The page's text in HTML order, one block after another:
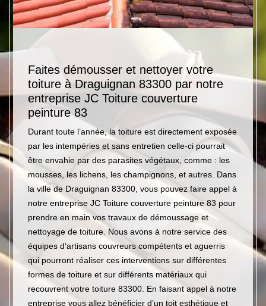
JC
la
Faites démousser et nettoyer votre
toiture à Draguignan 83300 par notre
entreprise JC Toiture couverture
peinture 83
Durant toute l’année, la toiture est directement exposée
par les intempéries et sans entretien celle-ci pourrait
être envahie par des parasites végétaux, comme : les
mousses, les lichens, les champignons, et autres. Dans
la ville de Draguignan 83300, vous pouvez faire appel à
notre entreprise JC Toiture couverture peinture 83 pour
prendre en main vos travaux de démoussage et
nettoyage de toiture. Nous avons à notre service des
équipes d’artisans couvreurs compétents et aguerris
qui pourront réaliser ces interventions sur différentes
formes de toiture et sur différents matériaux qui
recouvrent votre toiture 83300. En faisant appel à notre
entreprise vous allez bénéficier d’un toit esthétique et
faire